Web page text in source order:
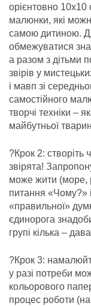
орієнтовно 10х10
малюнки, які
самою дитиною.
обмежуватися
а разом з дітьми
звірів у
і мавп зі
самостійного
творчі техніки –
майбутньої
?Крок 2: створіть
звірята!
може жити (море,
питання «Чому?»
«правильної»
єдинорога
групі кілька –
?Крок 3:
у разі потреби
кольорового
процес роботи